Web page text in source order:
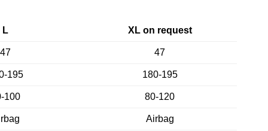
L XL on request
47 47
195 180-195
100 80-120
Airbag